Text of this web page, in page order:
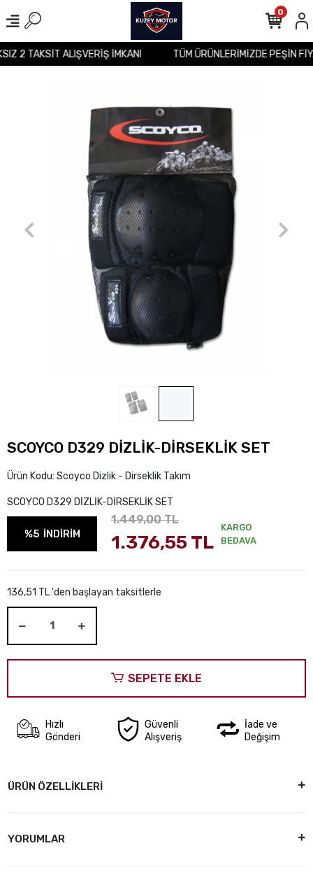
2 TAKSİT ALIŞVERİŞ İMKANI TÜM ÜRÜNLERİMİZDE PEŞİN
0
SCOYCO D329 DİZLİK-DİRSEKLİK SET
Ürün Kodu: Scoyco Dizlik - Dirseklik Takım
SCOYCO D329 DİZLİK-DİRSEKLİK SET
%5 İNDİRİM
1.449,00 TL
1.376,55 TL
KARGO
BEDAVA
136,51 TL 'den başlayan taksitlerle
SEPETE EKLE
Hızlı
Gönderi
Güvenli
Alışveriş
İade ve
Değişim
ÜRÜN ÖZELLİKLERİ
YORUMLAR